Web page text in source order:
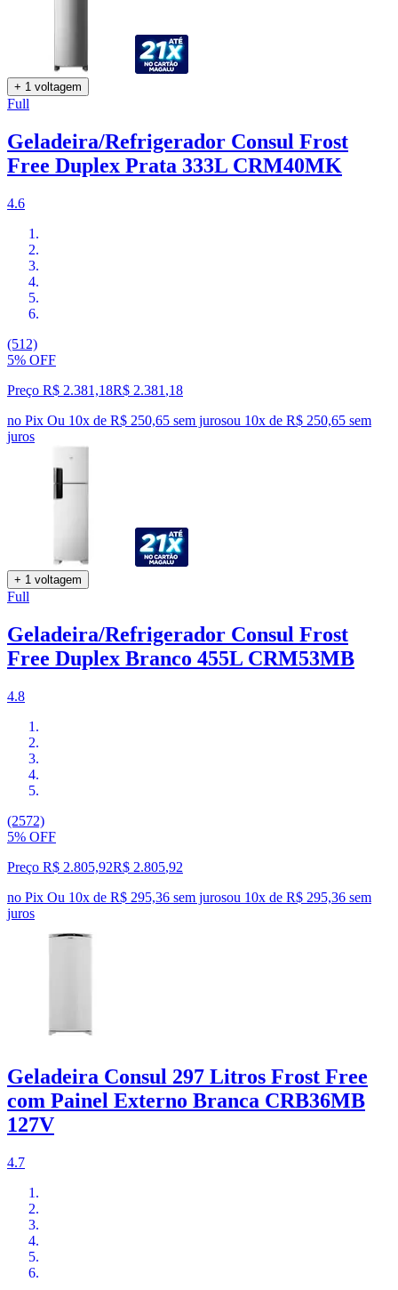
+ 1 voltagem
Full
Geladeira/Refrigerador Consul Frost
Free Duplex Prata 333L CRM40MK
4.6
(512)
5% OFF
Preço R$ 2.381,18R$ 2.381 ,18
no Pix Ou 10x de R$ 250,65 sem jurosou 10x de R$ 250,65 sem
juros
+ 1 voltagem
Full
Geladeira/Refrigerador Consul Frost
Free Duplex Branco 455L CRM53MB
4.8
(2572)
5% OFF
Preço R$ 2.805,92R$ 2.805,92
no Pix Ou 10x de R$ 295,36 sem jurosou 10x de R$ 295,36 sem
juros
Geladeira Consul 297 Litros Frost Free
com Painel Externo Branca CRB36MB
127V
4.7